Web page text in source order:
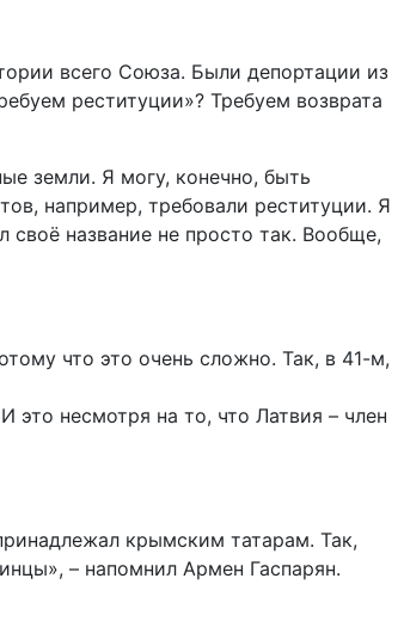
всего Союза. Были депортации из
реституции»? Требуем возврата
земли. Я могу, конечно, быть
например, требовали реституции. Я
своё название не просто так. Вообще,
что это очень сложно. Так, в 41-м,
несмотря на то, что Латвия – член
крымским татарам. Так,
– напомнил Армен Гаспарян.